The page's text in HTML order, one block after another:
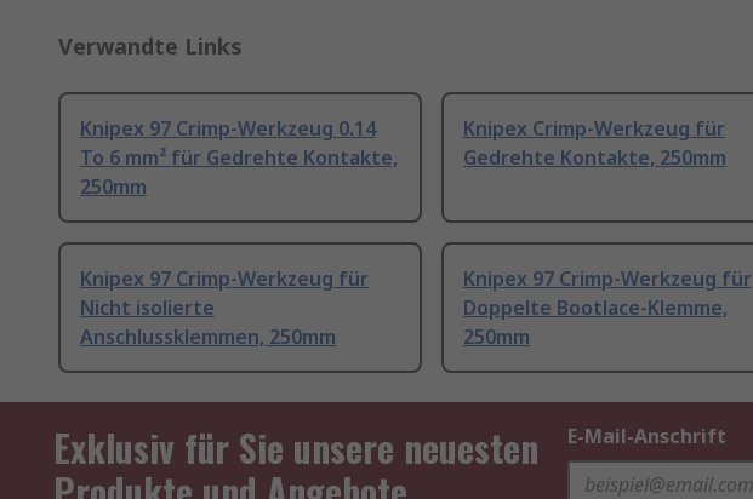
Verwandte Links
Knipex 97 Crimp-Werkzeug 0.14
To 6 mm² für Gedrehte Kontakte,
250mm
Knipex Crimp-Werkzeug für
Gedrehte Kontakte, 250mm
Knipex 97 Crimp-Werkzeug für
Nicht isolierte
Anschlussklemmen, 250mm
Knipex 97 Crimp-Werkzeug für
Doppelte Bootlace-Klemme,
250mm
Exklusiv für Sie unsere neuesten
E-Mail-Anschrift